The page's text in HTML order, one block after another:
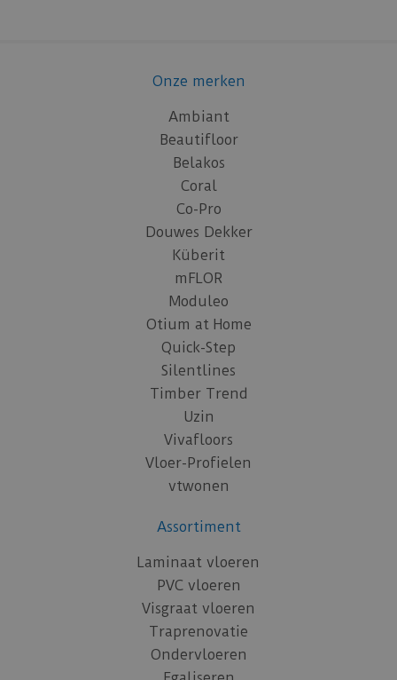
Onze merken
Ambiant
Beautifloor
Belakos
Coral
Co-Pro
Douwes Dekker
Küberit
mFLOR
Moduleo
Otium at Home
Quick-Step
Silentlines
Timber Trend
Uzin
Vivafloors
Vloer-Profielen
vtwonen
Assortiment
Laminaat vloeren
PVC vloeren
Visgraat vloeren
Traprenovatie
Ondervloeren